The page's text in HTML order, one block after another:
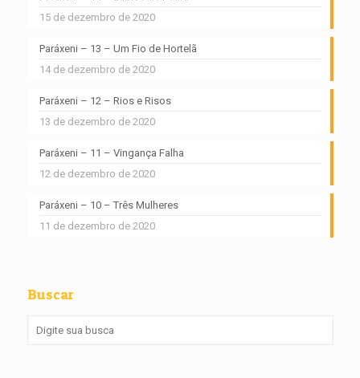
15 de dezembro de 2020
Paráxeni – 13 – Um Fio de Hortelã
14 de dezembro de 2020
Paráxeni – 12 – Rios e Risos
13 de dezembro de 2020
Paráxeni – 11 – Vingança Falha
12 de dezembro de 2020
Paráxeni – 10 – Três Mulheres
11 de dezembro de 2020
Buscar